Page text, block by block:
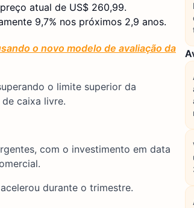
atual de US$ 260,99.
9,7% nos próximos 2,9 anos.
o novo modelo de avaliação da
o limite superior da
caixa livre.
com o investimento em data
durante o trimestre.